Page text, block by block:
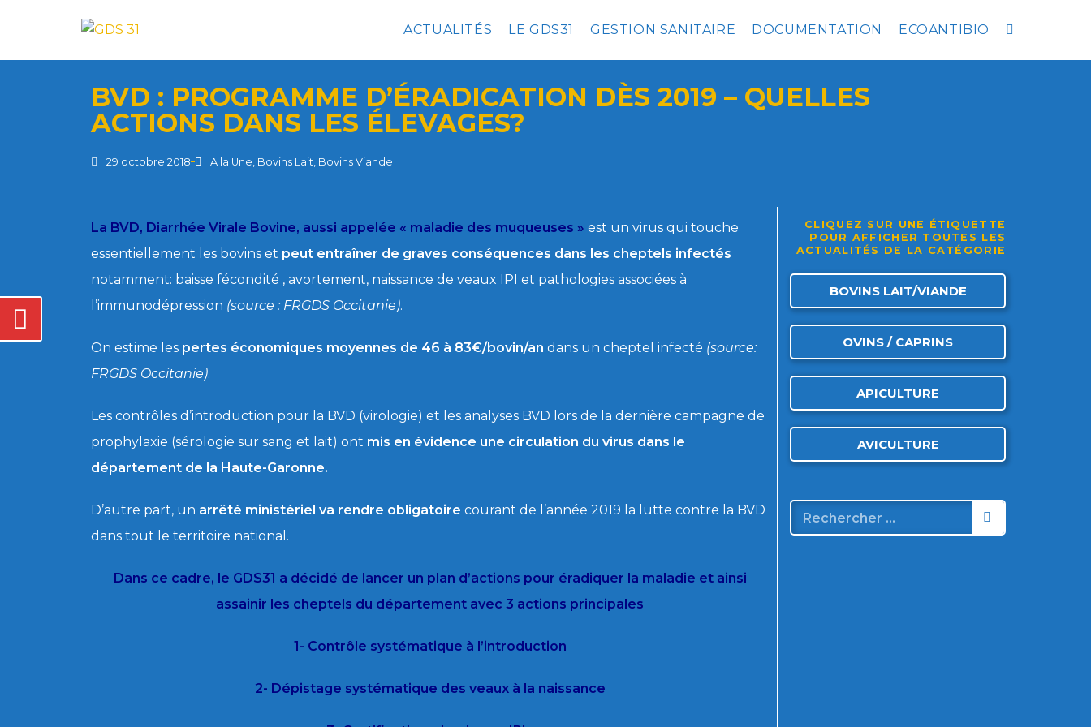
ACTUALITÉS LE GDS31 GESTION SANITAIRE DOCUMENTATION ECOANTIBIO
BVD : PROGRAMME D’ÉRADICATION DÈS 2019 – QUELLES
ACTIONS DANS LES ÉLEVAGES?
29 octobre 2018 A la Une, Bovins Lait, Bovins Viande
La BVD, Diarrhée Virale Bovine, aussi appelée « maladie des muqueuses » est un virus qui touche
essentiellement les bovins et peut entraîner de graves conséquences dans les cheptels infectés
notamment: baisse fécondité , avortement, naissance de veaux IPI et pathologies associées à
l’immunodépression (source : FRGDS Occitanie).
On estime les pertes économiques moyennes de 46 à 83€/bovin/an dans un cheptel infecté (source:
FRGDS Occitanie).
Les contrôles d’introduction pour la BVD (virologie) et les analyses BVD lors de la dernière campagne de
prophylaxie (sérologie sur sang et lait) ont mis en évidence une circulation du virus dans le
département de la Haute-Garonne.
D’autre part, un arrêté ministériel va rendre obligatoire courant de l’année 2019 la lutte contre la BVD
dans tout le territoire national.
Dans ce cadre, le GDS31 a décidé de lancer un plan d’actions pour éradiquer la maladie et ainsi
assainir les cheptels du département avec 3 actions principales
1- Contrôle systématique à l’introduction
2- Dépistage systématique des veaux à la naissance
CLIQUEZ SUR UNE ÉTIQUETTE
POUR AFFICHER TOUTES LES
ACTUALITÉS DE LA CATÉGORIE
BOVINS LAIT/VIANDE
OVINS / CAPRINS
APICULTURE
AVICULTURE